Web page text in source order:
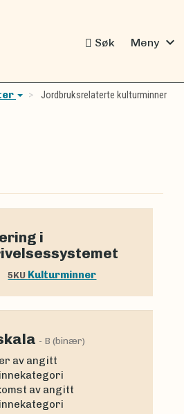
Søk Meny expand_more
Jordbruksrelaterte kulturminner
i
5KU Kulturminner
- B (binær)
av angitt
av angitt